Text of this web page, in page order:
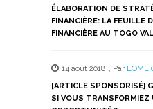
ÉLABORATION DE
FINANCIÈRE: LA FEUILLE
FINANCIÈRE AU TOGO
14 août 2018 , Par LOME
[ARTICLE SPONSORISÉ]
SI VOUS